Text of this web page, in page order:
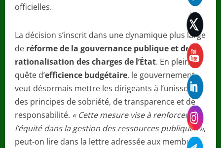
officielles.
La décision s’inscrit dans une dynamique plus large
de réforme de la gouvernance publique et de
rationalisation des charges de l’État. En pleine
quête d’efficience budgétaire, le gouvernement
veut désormais mettre les dirigeants à l’unisson
des principes de sobriété, de transparence et de
responsabilité. « Cette mesure vise à renforcer
l’équité dans la gestion des ressources publiques »,
peut-on lire dans la lettre adressée aux membres